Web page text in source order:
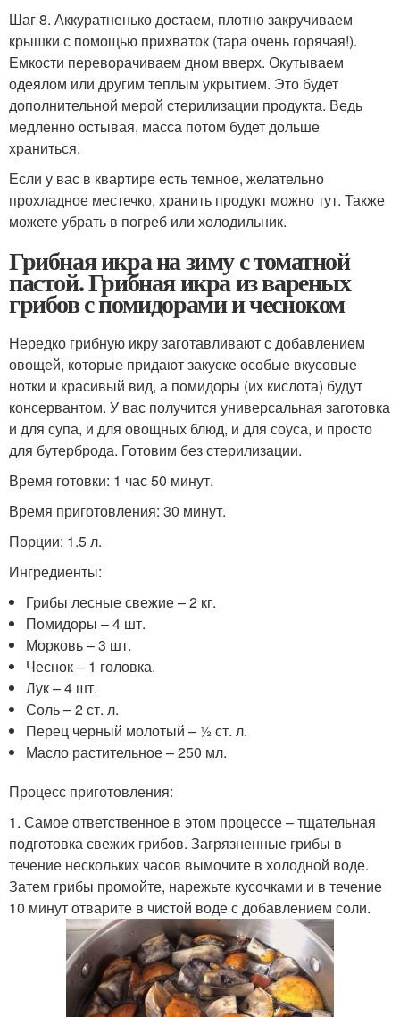
Шаг 8. Аккуратненько достаем, плотно закручиваем
крышки с помощью прихваток (тара очень горячая!).
Емкости переворачиваем дном вверх. Окутываем
одеялом или другим теплым укрытием. Это будет
дополнительной мерой стерилизации продукта. Ведь
медленно остывая, масса потом будет дольше
храниться.
Если у вас в квартире есть темное, желательно
прохладное местечко, хранить продукт можно тут. Также
можете убрать в погреб или холодильник.
Грибная икра на зиму с томатной
пастой. Грибная икра из вареных
грибов с помидорами и чесноком
Нередко грибную икру заготавливают с добавлением
овощей, которые придают закуске особые вкусовые
нотки и красивый вид, а помидоры (их кислота) будут
консервантом. У вас получится универсальная заготовка
и для супа, и для овощных блюд, и для соуса, и просто
для бутерброда. Готовим без стерилизации.
Время готовки: 1 час 50 минут.
Время приготовления: 30 минут.
Порции: 1.5 л.
Ингредиенты:
Грибы лесные свежие – 2 кг.
Помидоры – 4 шт.
Морковь – 3 шт.
Чеснок – 1 головка.
Лук – 4 шт.
Соль – 2 ст. л.
Перец черный молотый – ½ ст. л.
Масло растительное – 250 мл.
Процесс приготовления:
1. Самое ответственное в этом процессе – тщательная
подготовка свежих грибов. Загрязненные грибы в
течение нескольких часов вымочите в холодной воде.
Затем грибы промойте, нарежьте кусочками и в течение
10 минут отварите в чистой воде с добавлением соли.